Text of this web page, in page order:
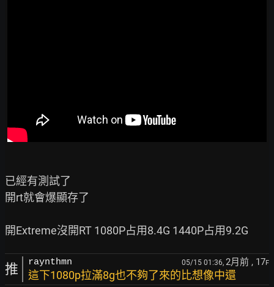
已經有測試了
開rt就會爆顯存了
推 raynthmn 05/15 01:36, 2月前 , 17F
這下1080p拉滿8g也不夠了來的比想像中還